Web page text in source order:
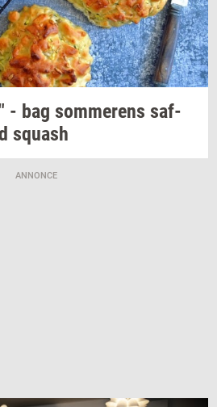
- bag som­me­rens saf­
squash
ANNONCE